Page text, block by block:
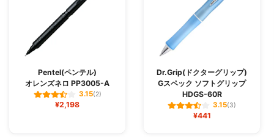
Pentel(ペンテル)
オレンズネロ PP3005-A
3.15(2)
¥2,198
Dr.Grip(ドクターグリップ)
Gスペック ソフトグリップ
HDGS-60R
3.15(3)
¥441